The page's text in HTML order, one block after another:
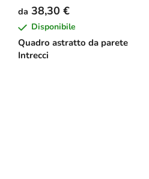
Quadro astratto da parete
Intrecci
da 38,30 €
Disponibile